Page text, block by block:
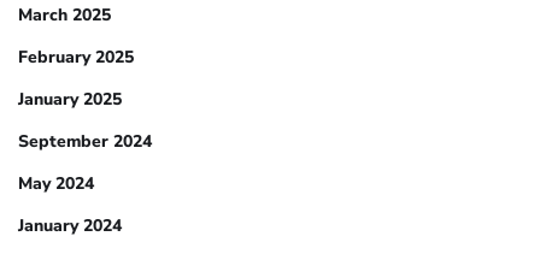
March 2025
February 2025
January 2025
September 2024
May 2024
January 2024